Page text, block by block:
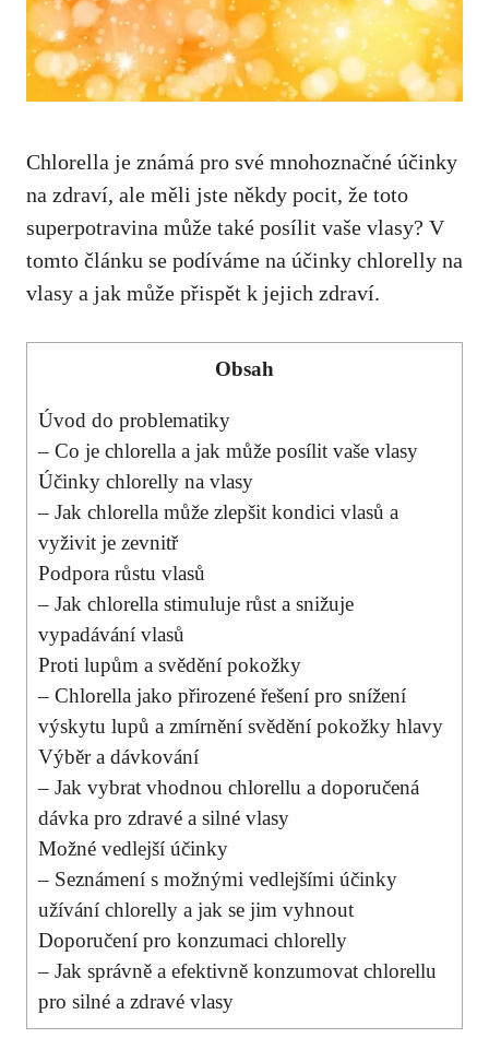
Chlorella je známá pro své mnohoznačné účinky
na zdraví, ale měli jste někdy pocit, že toto
superpotravina může také posílit vaše vlasy? V
tomto článku se podíváme na účinky chlorelly na
vlasy a jak může přispět k jejich zdraví.
Obsah
Úvod do problematiky
– Co je chlorella a jak může posílit vaše vlasy
Účinky chlorelly na vlasy
– Jak chlorella může zlepšit kondici vlasů a
vyživit je zevnitř
Podpora růstu vlasů
– Jak chlorella stimuluje růst a snižuje
vypadávání vlasů
Proti lupům a svědění pokožky
– Chlorella jako přirozené řešení pro snížení
výskytu lupů a zmírnění svědění pokožky hlavy
Výběr a dávkování
– Jak vybrat vhodnou chlorellu a doporučená
dávka pro zdravé a silné vlasy
Možné vedlejší účinky
– Seznámení s možnými vedlejšími účinky
užívání chlorelly a jak se jim vyhnout
Doporučení pro konzumaci chlorelly
– Jak správně a efektivně konzumovat chlorellu
pro silné a zdravé vlasy